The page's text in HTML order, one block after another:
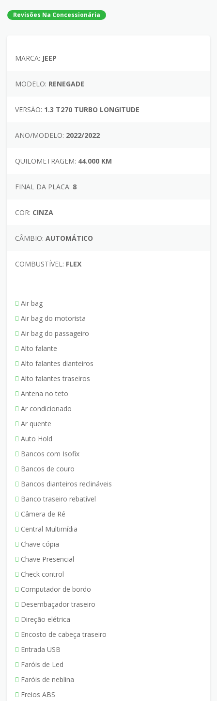
Revisões Na Concessionária
MARCA: JEEP
MODELO: RENEGADE
VERSÃO: 1.3 T270 TURBO LONGITUDE
ANO/MODELO: 2022/2022
QUILOMETRAGEM: 44.000 KM
FINAL DA PLACA: 8
COR: CINZA
CÂMBIO: AUTOMÁTICO
COMBUSTÍVEL: FLEX
Air bag
Air bag do motorista
Air bag do passageiro
Alto falante
Alto falantes dianteiros
Alto falantes traseiros
Antena no teto
Ar condicionado
Ar quente
Auto Hold
Bancos com Isofix
Bancos de couro
Bancos dianteiros reclináveis
Banco traseiro rebatível
Câmera de Ré
Central Multimídia
Chave cópia
Chave Presencial
Check control
Computador de bordo
Desembaçador traseiro
Direção elétrica
Encosto de cabeça traseiro
Entrada USB
Faróis de Led
Faróis de neblina
Freios ABS